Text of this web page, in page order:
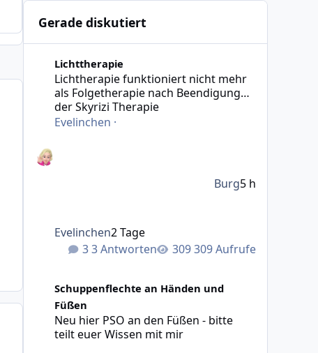
Gerade diskutiert
Lichttherapie
Lichtherapie funktioniert nicht mehr
als Folgetherapie nach Beendigung
der Skyrizi Therapie
Evelinchen ·
3 Antworten 309 Aufrufe
Evelinchen2 Tage
Burg5 h
Schuppenflechte an Händen und
Füßen
Neu hier PSO an den Füßen - bitte
teilt euer Wissen mit mir